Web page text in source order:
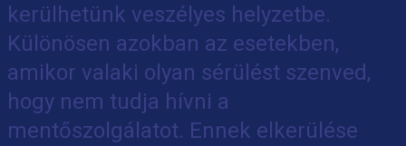
kerülhetünk veszélyes helyzetbe.
Különösen azokban az esetekben,
amikor valaki olyan sérülést szenved,
hogy nem tudja hívni a
mentőszolgálatot. Ennek elkerülése